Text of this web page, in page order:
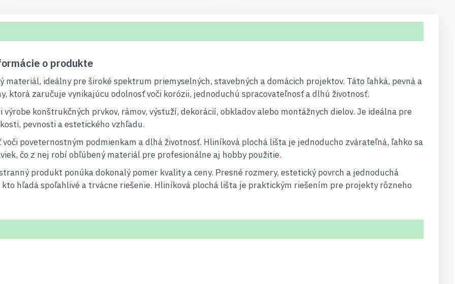
o produkte
ideálny pre široké spektrum priemyselných, stavebných a domácich projektov. Táto ľahká, pevná a
ktorá zaručuje vynikajúcu odolnosť voči korózii, jednoduchú spracovateľnosť a dlhú životnosť.
konštrukčných prvkov, rámov, výstuží, dekorácií, obkladov alebo montážnych dielov. Je ideálna pre
pevnosti a estetického vzhľadu.
poveternostným podmienkam a dlhá životnosť. Hliníková plochá lišta je jednoducho zvárateľná, ľahko sa
čo z nej robí obľúbený materiál pre profesionálne aj hobby použitie.
produkt ponúka dokonalý pomer kvality a ceny. Presné rozmery, estetický povrch a jednoduchá
hľadá spoľahlivé a trvácne riešenie. Hliníková plochá lišta je praktickým riešením pre projekty rôzneho